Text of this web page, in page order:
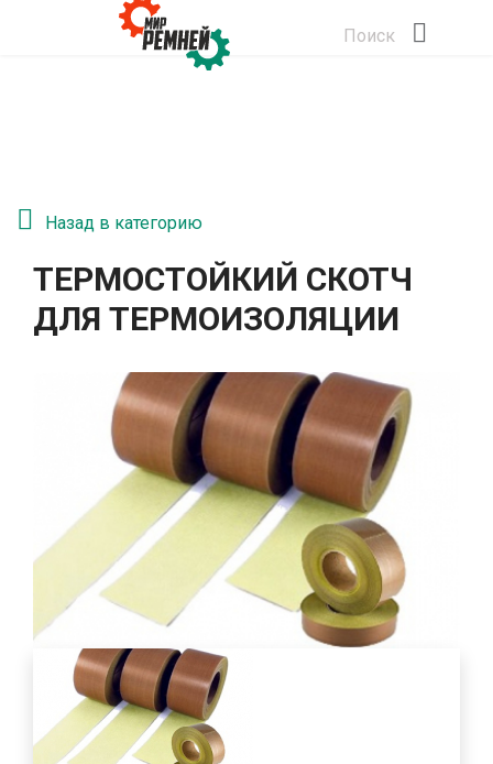
Поиск
Назад в категорию
ТЕРМОСТОЙКИЙ СКОТЧ
ДЛЯ ТЕРМОИЗОЛЯЦИИ